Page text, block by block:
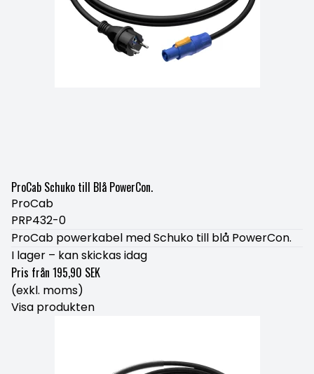
ProCab Schuko till Blå PowerCon.
ProCab
PRP432-0
ProCab powerkabel med Schuko till blå PowerCon.
I lager – kan skickas idag
Pris från 195,90 SEK
(exkl. moms)
Visa produkten